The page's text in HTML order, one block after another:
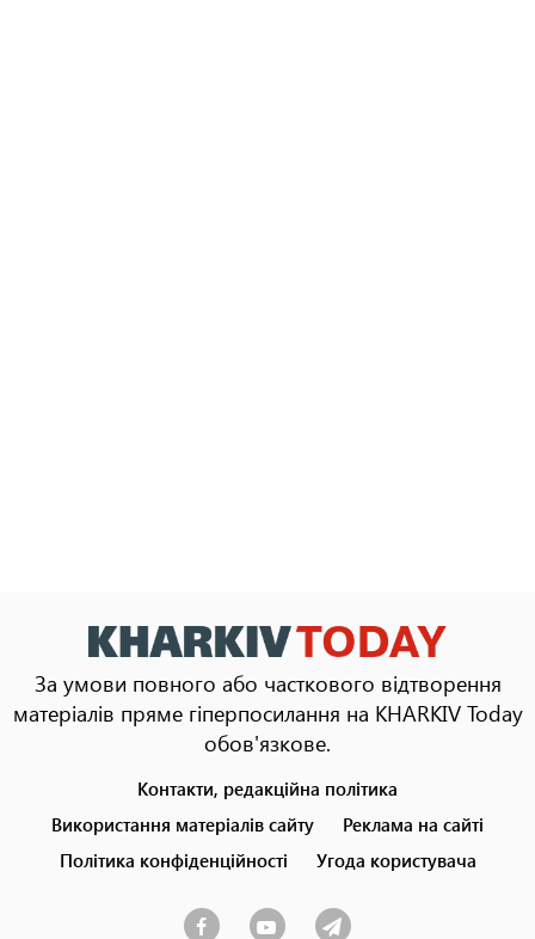
За умови повного або часткового відтворення
матеріалів пряме гіперпосилання на KHARKIV Today
обов'язкове.
menu
Контакти, редакційна політика
Використання матеріалів сайту
Реклама на сайті
Політика конфіденційності
Угода користувача